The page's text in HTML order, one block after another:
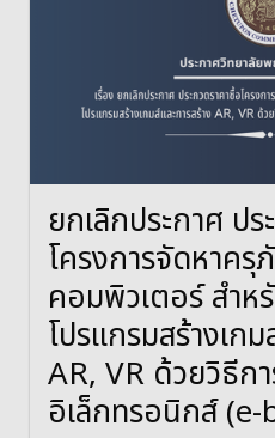
ยกเลิกประกาศ ป
โครงการจัดหาค
คอมพิวเตอร์ สำ
โปรแกรมสร้างเก
AR, VR ด้วยวิธีก
อิเล็กทรอนิกส์